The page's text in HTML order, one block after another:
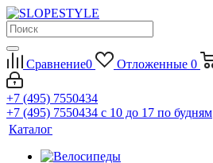
Сравнение0 Отложенные 0
+7 (495) 7550434
+7 (495) 7550434 с 10 до 17 по будням
Каталог